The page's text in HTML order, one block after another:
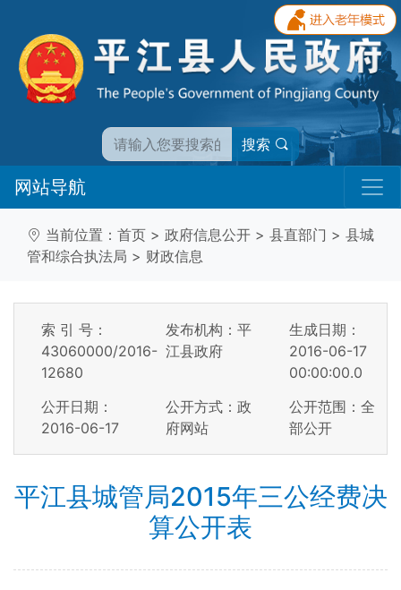
搜索
网站导航
当前位置： 首页 > 政府信息公开 > 县直部门 > 县城
管和综合执法局 > 财政信息
索 引 号：
43060000/2016-
12680
发布机构：平
江县政府
生成日期：
2016-06-17
00:00:00.0
公开日期：
2016-06-17
公开方式：政
府网站
公开范围：全
部公开
平江县城管局2015年三公经费决
算公开表